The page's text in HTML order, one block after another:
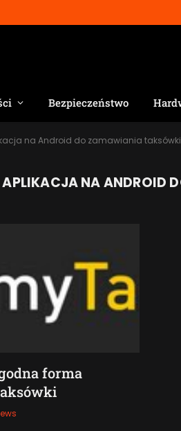
Bezpieczeństwo
na Android do zamawiania taksówki
APLIKACJA NA ANDROID
forma